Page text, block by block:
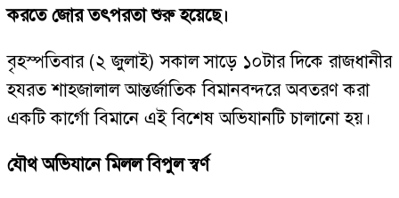
করতে জোর তৎপরতা শুরু হয়েছে।
বৃহস্পতিবার (২ জুলাই) সকাল সাড়ে ১০টার দিকে রাজধানীর
হযরত শাহজালাল আন্তর্জাতিক বিমানবন্দরে অবতরণ করা
একটি কার্গো বিমানে এই বিশেষ অভিযানটি চালানো হয়।
যৌথ অভিযানে মিলল বিপুল স্বর্ণ